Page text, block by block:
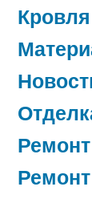
Кровля
Ремонт